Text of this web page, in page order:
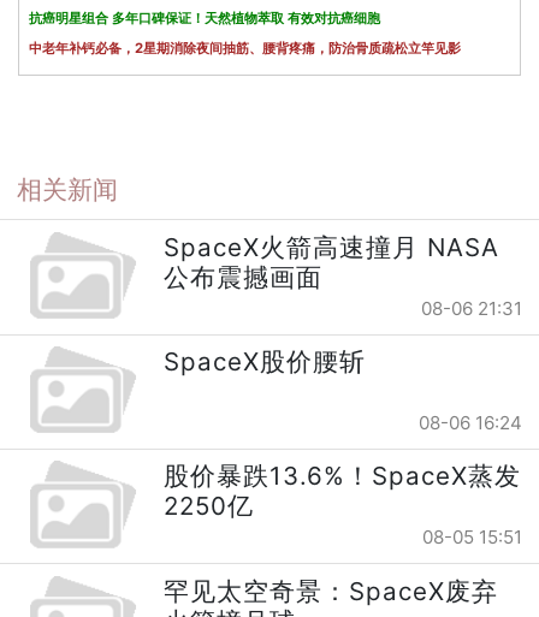
抗癌明星组合 多年口碑保证！天然植物萃取 有效对抗癌细胞
中老年补钙必备，2星期消除夜间抽筋、腰背疼痛，防治骨质疏松立竿见影
相关新闻
SpaceX火箭高速撞月 NASA
公布震撼画面
08-06 21:31
SpaceX股价腰斩
08-06 16:24
股价暴跌13.6%！SpaceX蒸发
2250亿
08-05 15:51
罕见太空奇景：SpaceX废弃